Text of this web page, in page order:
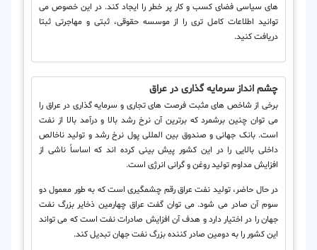
های سیاسی فضای کسب و کار پر خطر را ایجاد کند. در این خصوص می
توانید اطلاعات کامل تری را از موسسه حقوقی، ثبتی و مهاجرتی ثبتا
دریافت کنید.
چشم انداز سرمایه گذاری در عراق
برخی از شاخص های مثبت فرصت های تجاری و سرمایه گذاری در عراق را
می توان چنین برشمرد که برترین آن نرخ رشد بالا و درآمد بالا از نفت
است. بانک جهانی و صندوق بین المللی پول نرخ رشد و تولید ناخالص
داخلی بالایی را در این کشور پیش بینی کرده اند که اساساً ناشی از
افزایش مداوم تولید روغن و گرانی انرژی است.
در حال حاضر، تولید نفت عراق رقم چشمگیری است که به طور معمول دو
سوم آن صادر می شود. می توان گفت عراق چهارمین ذخایر بزرگ نفت
جهان را در اختیار دارد و هدف آن افزایش صادرات نفت است که می تواند
این کشور را به دومین صادر کننده بزرگ نفت جهان تبدیل کند.